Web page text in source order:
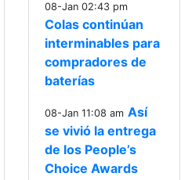
08-Jan 02:43 pm
Colas continúan
interminables para
compradores de
baterías
08-Jan 11:08 am Así
se vivió la entrega
de los People’s
Choice Awards